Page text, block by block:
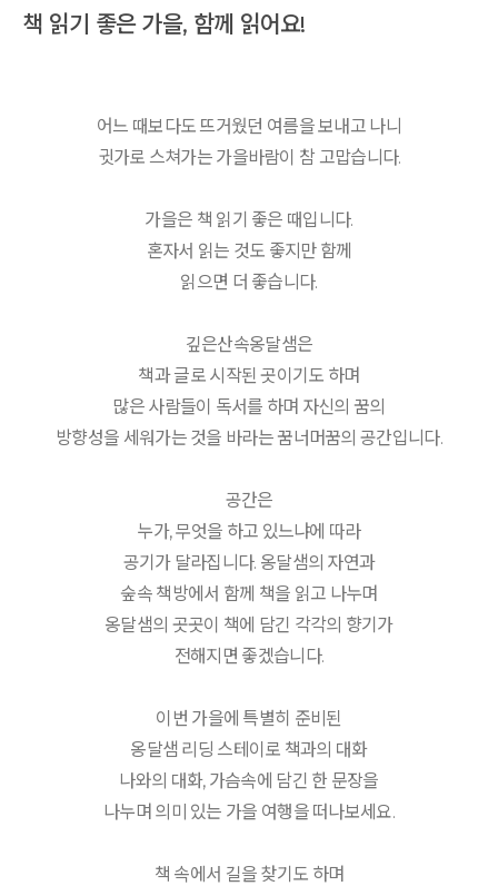
책 읽기 좋은 가을, 함께 읽어요!
어느 때보다도 뜨거웠던 여름을 보내고 나니
귓가로 스쳐가는 가을바람이 참 고맙습니다.
가을은 책 읽기 좋은 때입니다.
혼자서 읽는 것도 좋지만 함께
읽으면 더 좋습니다.
깊은산속옹달샘은
책과 글로 시작된 곳이기도 하며
많은 사람들이 독서를 하며 자신의 꿈의
방향성을 세워가는 것을 바라는 꿈너머꿈의 공간입니다.
공간은
누가, 무엇을 하고 있느냐에 따라
공기가 달라집니다. 옹달샘의 자연과
숲속 책방에서 함께 책을 읽고 나누며
옹달샘의 곳곳이 책에 담긴 각각의 향기가
전해지면 좋겠습니다.
이번 가을에 특별히 준비된
옹달샘 리딩 스테이로 책과의 대화
나와의 대화, 가슴속에 담긴 한 문장을
나누며 의미 있는 가을 여행을 떠나보세요.
책 속에서 길을 찾기도 하며